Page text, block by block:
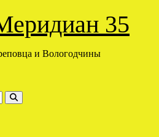
35
и Вологодчины